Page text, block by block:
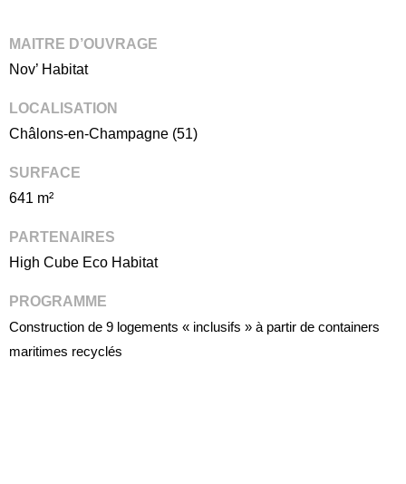
MAITRE D’OUVRAGE
Nov’ Habitat
LOCALISATION
Châlons-en-Champagne (51)
SURFACE
641 m²
PARTENAIRES
High Cube Eco Habitat
PROGRAMME
Construction de 9 logements « inclusifs » à partir de containers
maritimes recyclés